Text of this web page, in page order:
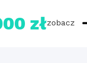
złzobacz